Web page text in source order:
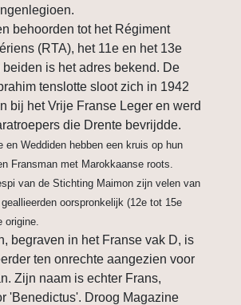
behoorden tot het Régiment
(RTA), het 11e en het 13e
beiden is het adres bekend. De
tenslotte sloot zich in 1942
bij het Vrije Franse Leger en werd
die Drente bevrijdde.
en Weddiden hebben een kruis op hun
Fransman met Marokkaanse roots.
van de Stichting Maimon zijn velen van
oorspronkelijk (12e tot 15e
origine.
begraven in het Franse vak D, is
ten onrechte aangezien voor
Zijn naam is echter Frans,
'Benedictus'. Droog Magazine